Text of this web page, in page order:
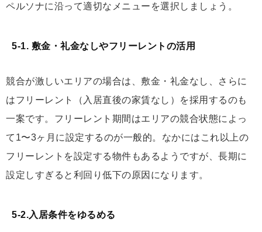
ペルソナに沿って適切なメニューを選択しましょう。
5-1. 敷金・礼金なしやフリーレントの活用
競合が激しいエリアの場合は、敷金・礼金なし、さらに
はフリーレント（入居直後の家賃なし）を採用するのも
一案です。フリーレント期間はエリアの競合状態によっ
て1〜3ヶ月に設定するのが一般的。なかにはこれ以上の
フリーレントを設定する物件もあるようですが、長期に
設定しすぎると利回り低下の原因になります。
5-2.入居条件をゆるめる